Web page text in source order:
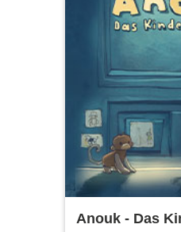
Anouk - Das